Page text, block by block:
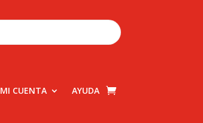
MI CUENTA AYUDA